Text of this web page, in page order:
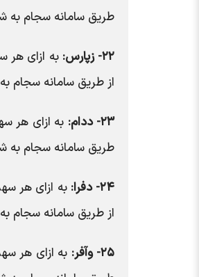
طریق سامانه سجام به
۲۲- زپارس: به ازای
از طریق سامانه سجام
۲۳- ددام: به ازای هر
طریق سامانه سجام به
۲۴- دفرا: به ازای هر
از طریق سامانه سجام
۲۵- وآفر: به ازای هر